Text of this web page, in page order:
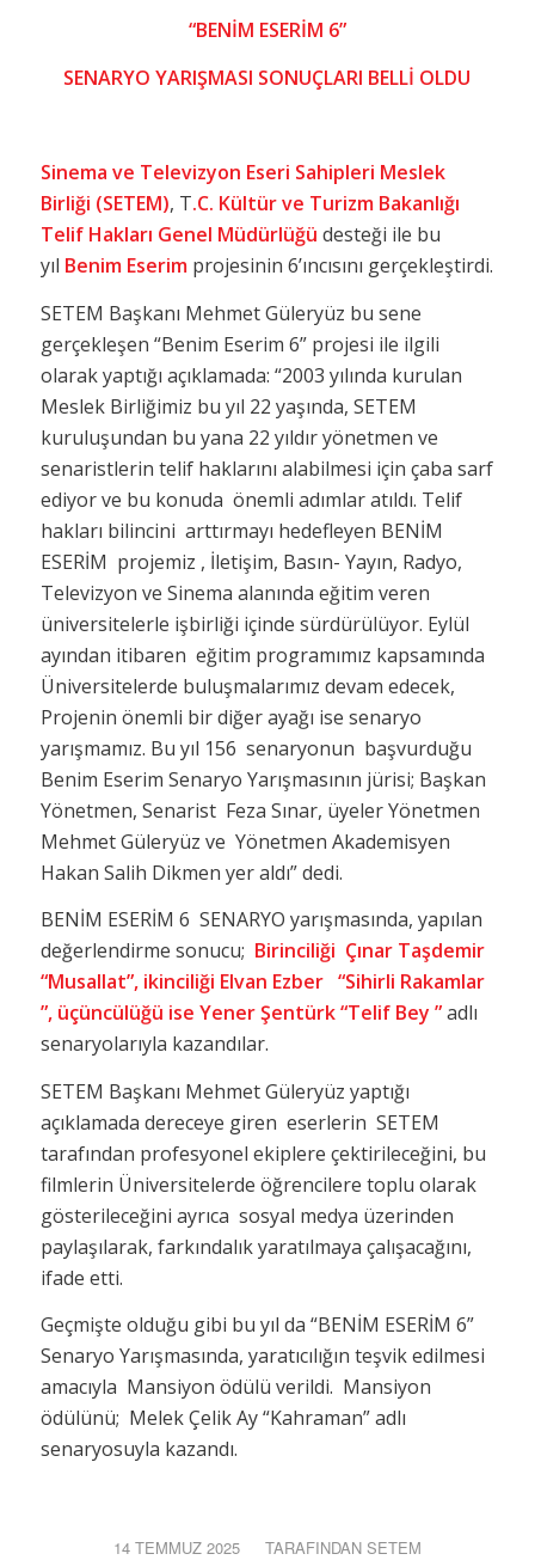
“BENİM ESERİM 6”
SENARYO YARIŞMASI SONUÇLARI BELLİ OLDU
Sinema ve Televizyon Eseri Sahipleri Meslek
Birliği (SETEM), T.C. Kültür ve Turizm Bakanlığı
Telif Hakları Genel Müdürlüğü desteği ile bu
yıl Benim Eserimprojesinin 6’ıncısını gerçekleştirdi.
SETEM Başkanı Mehmet Güleryüz bu sene
gerçekleşen “Benim Eserim 6” projesi ile ilgili
olarak yaptığı açıklamada: “2003 yılında kurulan
Meslek Birliğimiz bu yıl 22 yaşında, SETEM
kuruluşundan bu yana 22 yıldır yönetmen ve
senaristlerin telif haklarını alabilmesi için çaba sarf
ediyor ve bu konuda önemli adımlar atıldı. Telif
hakları bilincini arttırmayı hedefleyen BENİM
ESERİM projemiz , İletişim, Basın- Yayın, Radyo,
Televizyon ve Sinema alanında eğitim veren
üniversitelerle işbirliği içinde sürdürülüyor. Eylül
ayından itibaren eğitim programımız kapsamında
Üniversitelerde buluşmalarımız devam edecek,
Projenin önemli bir diğer ayağı ise senaryo
yarışmamız. Bu yıl 156 senaryonun başvurduğu
Benim Eserim Senaryo Yarışmasının jürisi; Başkan
Yönetmen, Senarist Feza Sınar, üyeler Yönetmen
Mehmet Güleryüz ve Yönetmen Akademisyen
Hakan Salih Dikmen yer aldı” dedi.
BENİM ESERİM 6 SENARYO yarışmasında, yapılan
değerlendirme sonucu; Birinciliği Çınar Taşdemir
“Musallat”, ikinciliği Elvan Ezber “Sihirli Rakamlar
”, üçüncülüğü ise Yener Şentürk “Telif Bey ”adlı
senaryolarıyla kazandılar.
SETEM Başkanı Mehmet Güleryüz yaptığı
açıklamada dereceye giren eserlerin SETEM
tarafından profesyonel ekiplere çektirileceğini, bu
filmlerin Üniversitelerde öğrencilere toplu olarak
gösterileceğini ayrıca sosyal medya üzerinden
paylaşılarak, farkındalık yaratılmaya çalışacağını,
ifade etti.
Geçmişte olduğu gibi bu yıl da “BENİM ESERİM 6”
Senaryo Yarışmasında, yaratıcılığın teşvik edilmesi
amacıyla Mansiyon ödülü verildi. Mansiyon
ödülünü; Melek Çelik Ay “Kahraman” adlı
senaryosuyla kazandı.
14 TEMMUZ 2025
/ TARAFINDAN SETEM